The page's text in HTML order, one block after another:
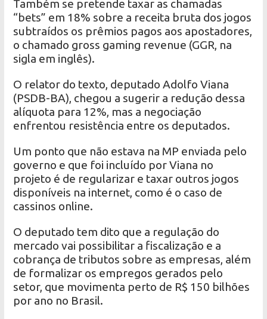
Também se pretende taxar as chamadas
“bets” em 18% sobre a receita bruta dos jogos
subtraídos os prêmios pagos aos apostadores,
o chamado gross gaming revenue (GGR, na
sigla em inglês).
O relator do texto, deputado Adolfo Viana
(PSDB-BA), chegou a sugerir a redução dessa
alíquota para 12%, mas a negociação
enfrentou resistência entre os deputados.
Um ponto que não estava na MP enviada pelo
governo e que foi incluído por Viana no
projeto é de regularizar e taxar outros jogos
disponíveis na internet, como é o caso de
cassinos online.
O deputado tem dito que a regulação do
mercado vai possibilitar a fiscalização e a
cobrança de tributos sobre as empresas, além
de formalizar os empregos gerados pelo
setor, que movimenta perto de R$ 150 bilhões
por ano no Brasil.